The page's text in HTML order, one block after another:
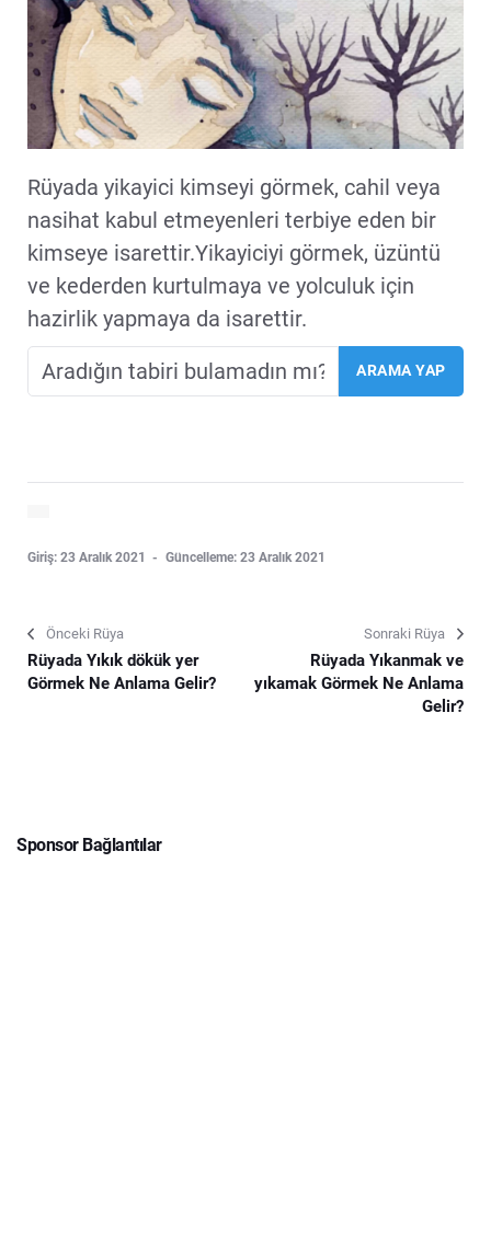
Rüyada yikayici kimseyi görmek, cahil veya
nasihat kabul etmeyenleri terbiye eden bir
kimseye isarettir.Yikayiciyi görmek, üzüntü
ve kederden kurtulmaya ve yolculuk için
hazirlik yapmaya da isarettir.
Giriş: 23 Aralık 2021 Güncelleme: 23 Aralık 2021
Önceki Rüya
Rüyada Yıkık dökük yer
Görmek Ne Anlama Gelir?
Sonraki Rüya
Rüyada Yıkanmak ve
yıkamak Görmek Ne Anlama
Gelir?
Sponsor Bağlantılar